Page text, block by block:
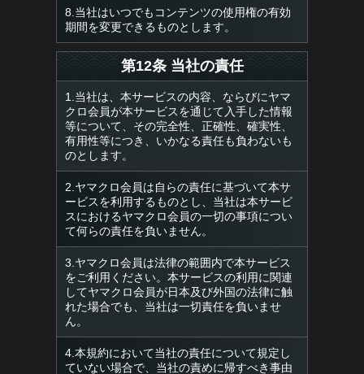
8.当社はいつでもコンテンツの使用権の有効
期間を変更できるものとします。
第12条 当社の責任
1.当社は、本サービスの内容、ならびにヤマ
クロ会員が本サービスを通じて入手した情報
等について、その完全性、正確性、確実性、
有用性等につき、いかなる責任も負わないも
のとします。
2.ヤマクロ会員は自らの責任に基づいて本サ
ービスを利用するものとし、当社は本サービ
スにおけるヤマクロ会員の一切の事項につい
て何らの責任を負いません。
3.ヤマクロ会員は法律の範囲内で本サービス
をご利用ください。本サービスの利用に関連
してヤマクロ会員が日本及び外国の法律に触
れた場合でも、当社は一切責任を負いませ
ん。
4.本規約において当社の責任について規定し
ていない場合で、当社の責めに帰すべき事由